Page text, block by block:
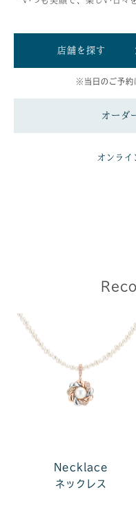
店舗を探す
※当日のご予約
オーダ
オンライ
Necklace
ネックレス